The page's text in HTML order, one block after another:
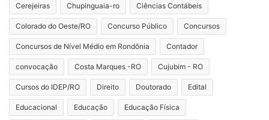
Cerejeiras Chupinguaia-ro Ciências Contábeis
Colorado do Oeste/RO Concurso Público Concursos
Concursos de Nível Médio em Rondônia Contador
convocação Costa Marques -RO Cujubim - RO
Cursos do IDEP/RO Direito Doutorado Edital
Educacional Educação Educação Física